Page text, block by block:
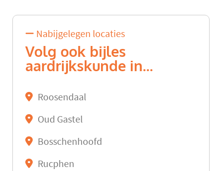
Nabijgelegen locaties
Volg ook bijles
aardrijkskunde in...
Roosendaal
Oud Gastel
Bosschenhoofd
Rucphen